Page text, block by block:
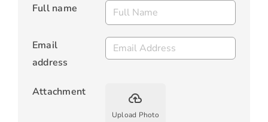
Full name
Email
address
Attachment backup
Upload Photo